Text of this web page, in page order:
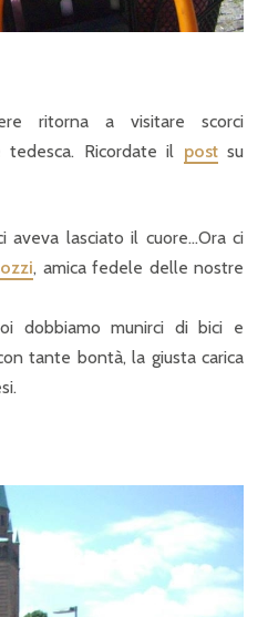
ritorna a visitare scorci
tedesca. Ricordate il postsu
aveva lasciato il cuore…Ora ci
, amica fedele delle nostre
dobbiamo munirci di bici e
tante bontà, la giusta carica